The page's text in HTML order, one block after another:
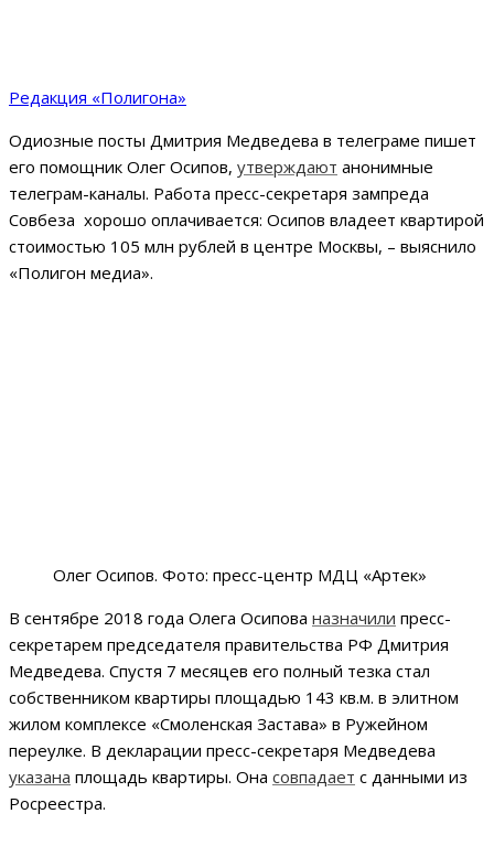
Редакция «Полигона»
Одиозные посты Дмитрия Медведева в телеграме пишет
его помощник Олег Осипов, утверждают анонимные
телеграм-каналы. Работа пресс-секретаря зампреда
Совбеза хорошо оплачивается: Осипов владеет квартирой
стоимостью 105 млн рублей в центре Москвы, – выяснило
«Полигон медиа».
Олег Осипов. Фото: пресс-центр МДЦ «Артек»
В сентябре 2018 года Олега Осипова назначили пресс-
секретарем председателя правительства РФ Дмитрия
Медведева. Спустя 7 месяцев его полный тезка стал
собственником квартиры площадью 143 кв.м. в элитном
жилом комплексе «Смоленская Застава» в Ружейном
переулке. В декларации пресс-секретаря Медведева
указана площадь квартиры. Она совпадает с данными из
Росреестра.